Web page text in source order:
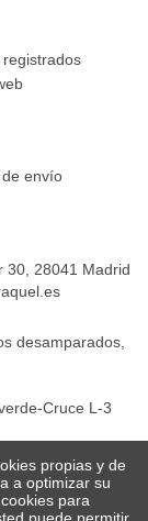
envío
30, 28041 Madrid
desamparados,
Cruce L-3
propias y de
a optimizar su
para